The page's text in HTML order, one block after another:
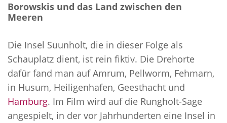
Borowskis und das Land zwischen den
Meeren
Die Insel Suunholt, die in dieser Folge als
Schauplatz dient, ist rein fiktiv. Die Drehorte
dafür fand man auf Amrum, Pellworm, Fehmarn,
in Husum, Heiligenhafen, Geesthacht und
Hamburg. Im Film wird auf die Rungholt-Sage
angespielt, in der vor Jahrhunderten eine Insel in